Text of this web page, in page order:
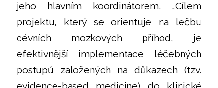
jeho hlavním koordinátorem. „Cílem
projektu, který se orientuje na léčbu
cévních mozkových příhod, je
efektivnější implementace léčebných
postupů založených na důkazech (tzv.